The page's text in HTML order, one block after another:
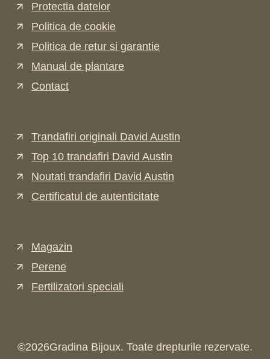
Protectia datelor
Politica de cookie
Politica de retur si garantie
Manual de plantare
Contact
Trandafiri originali David Austin
Top 10 trandafiri David Austin
Noutati trandafiri David Austin
Certificatul de autenticitate
Magazin
Perene
Fertilizatori speciali
©2026Gradina Bijoux. Toate drepturile rezervate.